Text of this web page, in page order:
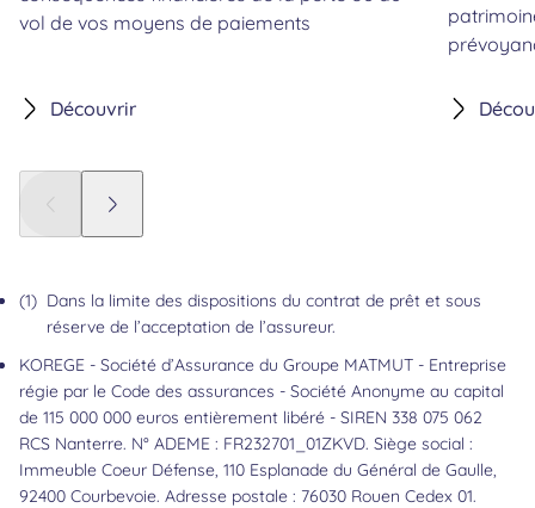
vol de vos moyens de paiements
Découvrir
Panneau précédent
Panneau suivant
(1) Dans la limite des dispositions du contrat de prêt et sous
réserve de l’acceptation de l’assureur.
Retour au contenu
KOREGE - Société d’Assurance du Groupe MATMUT - Entreprise
régie par le Code des assurances - Société Anonyme au capital
de 115 000 000 euros entièrement libéré - SIREN 338 075 062
RCS Nanterre. N° ADEME : FR232701_01ZKVD. Siège social :
Immeuble Coeur Défense, 110 Esplanade du Général de Gaulle,
92400 Courbevoie. Adresse postale : 76030 Rouen Cedex 01.